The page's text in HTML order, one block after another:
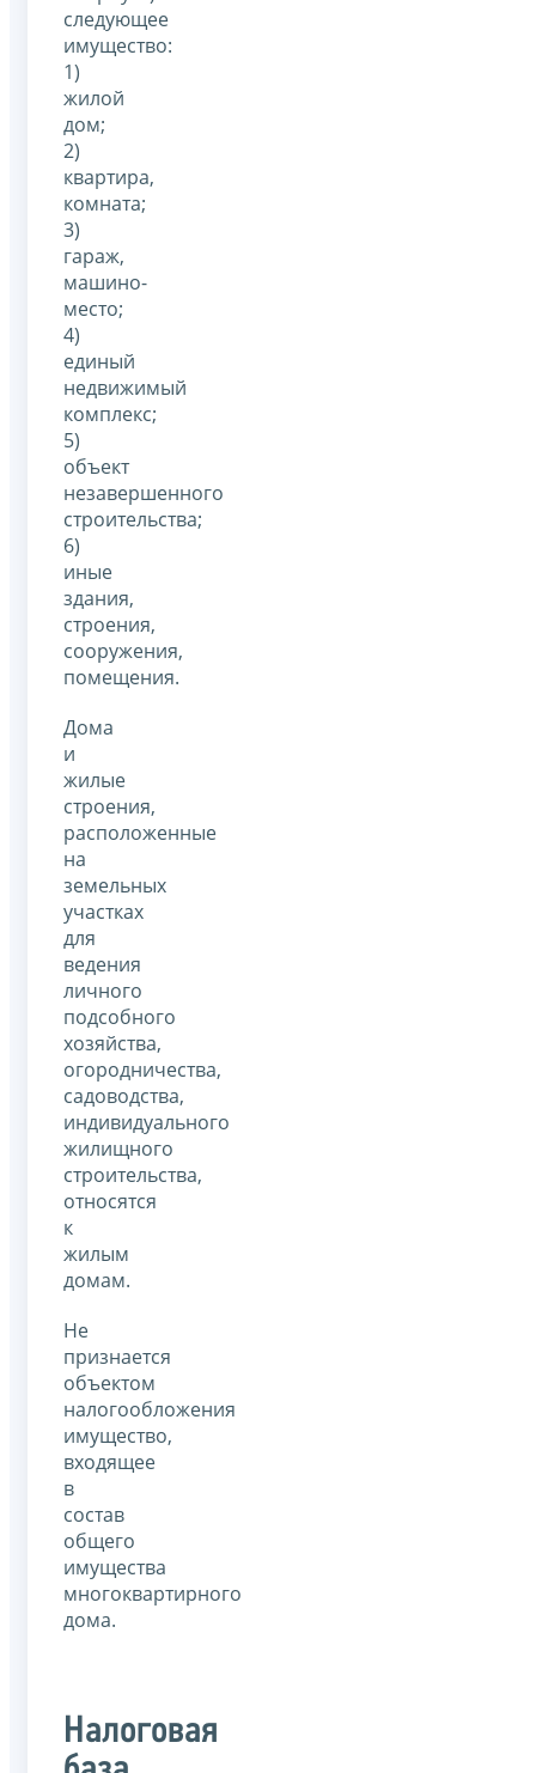
следующее
имущество:
1)
жилой
дом;
2)
квартира,
комната;
3)
гараж,
машино-
место;
4)
единый
недвижимый
комплекс;
5)
объект
незавершенного
строительства;
6)
иные
здания,
строения,
сооружения,
помещения.
Дома
и
жилые
строения,
расположенные
на
земельных
участках
для
ведения
личного
подсобного
хозяйства,
огородничества,
садоводства,
индивидуального
жилищного
строительства,
относятся
к
жилым
домам.
Не
признается
объектом
налогообложения
имущество,
входящее
в
состав
общего
имущества
многоквартирного
дома.
Налоговая